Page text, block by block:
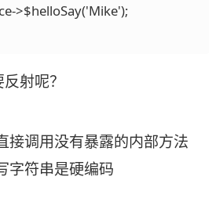
>$helloSay('Mike');
射呢？
接调用没有暴露的内部方法
字符串是硬编码